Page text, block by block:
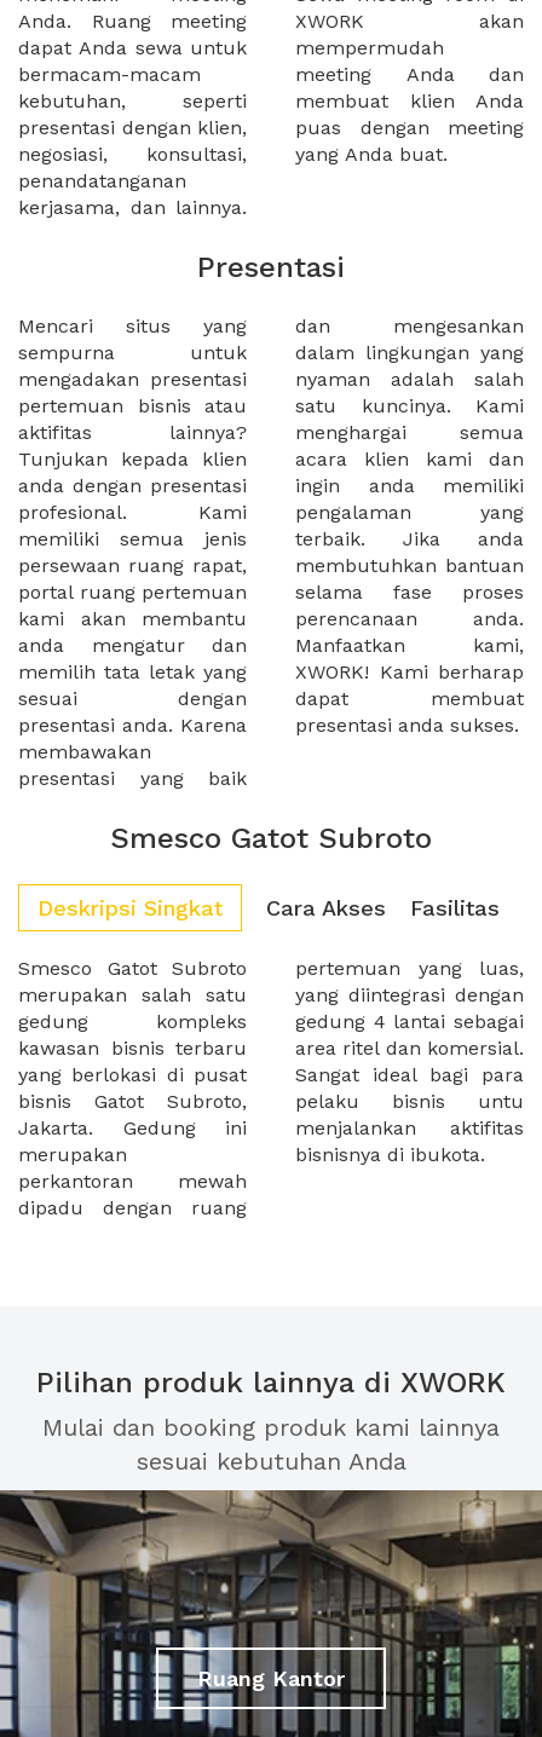
Anda. Ruang meeting
dapat Anda sewa untuk
bermacam-macam
kebutuhan, seperti
presentasi dengan klien,
negosiasi, konsultasi,
penandatanganan
kerjasama, dan lainnya.
XWORK akan
mempermudah
meeting Anda dan
membuat klien Anda
puas dengan meeting
yang Anda buat.
Presentasi
Mencari situs yang
sempurna untuk
mengadakan presentasi
pertemuan bisnis atau
aktifitas lainnya?
Tunjukan kepada klien
anda dengan presentasi
profesional. Kami
memiliki semua jenis
persewaan ruang rapat,
portal ruang pertemuan
kami akan membantu
anda mengatur dan
memilih tata letak yang
sesuai dengan
presentasi anda. Karena
membawakan
presentasi yang baik
dan mengesankan
dalam lingkungan yang
nyaman adalah salah
satu kuncinya. Kami
menghargai semua
acara klien kami dan
ingin anda memiliki
pengalaman yang
terbaik. Jika anda
membutuhkan bantuan
selama fase proses
perencanaan anda.
Manfaatkan kami,
XWORK! Kami berharap
dapat membuat
presentasi anda sukses.
Smesco Gatot Subroto
Deskripsi Singkat Cara Akses Fasilitas
Smesco Gatot Subroto
merupakan salah satu
gedung kompleks
kawasan bisnis terbaru
yang berlokasi di pusat
bisnis Gatot Subroto,
Jakarta. Gedung ini
merupakan
perkantoran mewah
dipadu dengan ruang
pertemuan yang luas,
yang diintegrasi dengan
gedung 4 lantai sebagai
area ritel dan komersial.
Sangat ideal bagi para
pelaku bisnis untu
menjalankan aktifitas
bisnisnya di ibukota.
Pilihan produk lainnya di XWORK
Mulai dan booking produk kami lainnya
sesuai kebutuhan Anda
Ruang Kantor